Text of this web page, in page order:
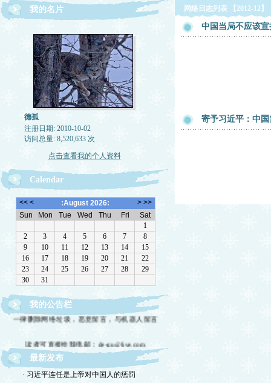
我的名片
德孤
注册日期: 2010-10-02
访问总量: 8,520,633 次
点击查看我的个人资料
Calendar
我的公告栏
一律删除网络垃圾，恶意留言，与机器人留言
欢迎留言交流，恕我不一一回复，敬请体谅。
最新发布
· 习近平连任是上帝对中国人的惩罚
网络日志列表 【2012-12】
中国当局不应该
寄予习近平：中